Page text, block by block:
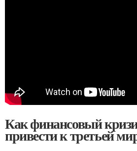
Как финансовый
привести к третьей